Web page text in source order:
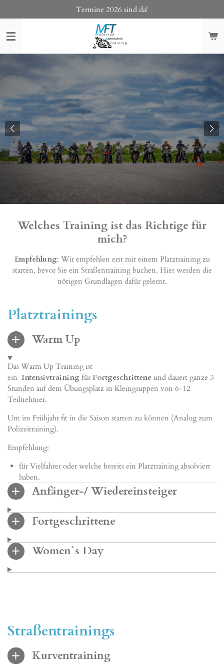
Hauptinhalt
springen
Termine 2026 sind da!
Welches Training ist das Richtige für
mich?
Empfehlung: Wir empfehlen erst mit einem Platztraining zu
starten, bevor Sie ein Straßentraining buchen. Hier werden die
nötigen Grundlagen dafür gelernt.
Platztrainings
Warm Up
Das Warm Up Training ist
ein Intensivtraining für Fortgeschrittene und dauert ganze 3
Stunden auf dem Übungsplatz in Kleingruppen von 6-12
Teilnehmer.
Um im Frühjahr fit in die Saison starten zu können (Analog zum
Polizeitraining).
Empfehlung:
für Vielfahrer oder welche bereits ein Platztraining absolviert
haben.
Anfänger-/ Wiedereinsteiger
Fortgeschrittene
Women`s Day
Straßentrainings
Kurventraining